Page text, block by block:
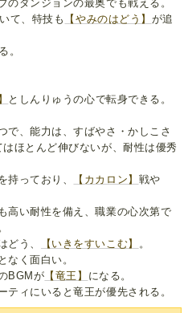
のダンジョンの最奥でも戦える。
て、特技も
【やみのはどう】 が追
。
としんりゅうの心で転身できる。
で、能力は、すばやさ・かしこさ
ほとんど伸びないが、耐性は優秀
持っており、
【カカロン】 戦や
高い耐性を備え、職業の心次第で
どう、
【いきをすいこむ】 。
なく面白い。
BGMが 【竜王】 になる。
ィにいると竜王が優先される。